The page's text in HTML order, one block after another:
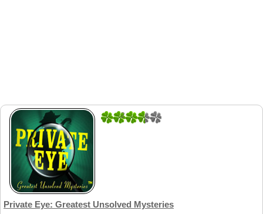
2
Private Eye: Greatest Unsolved Mysteries